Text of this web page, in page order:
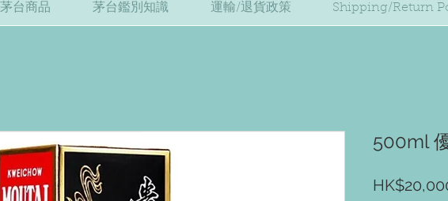
茅台商品 茅台鑑別知識 運輸/退貨政策 Shipping/Return
500ml